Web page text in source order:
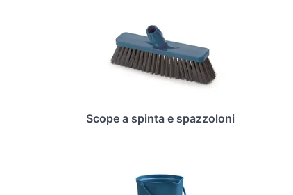
Scope a spinta e spazzoloni